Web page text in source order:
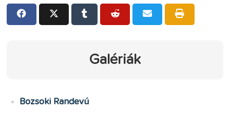
Galériák
Bozsoki Randevú